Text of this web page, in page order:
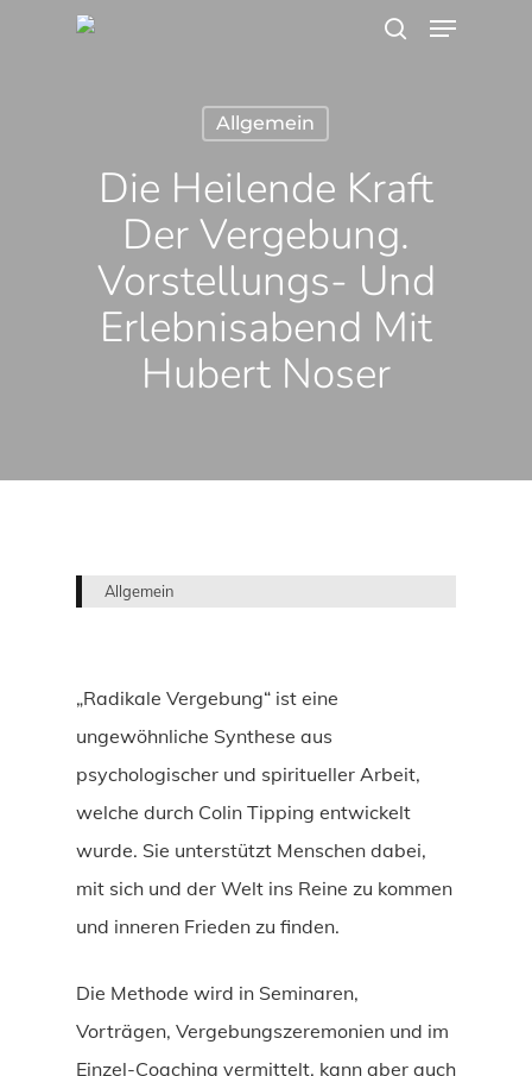
Menu
Allgemein
Die Heilende Kraft
Der Vergebung.
Vorstellungs- Und
Erlebnisabend Mit
Hubert Noser
Allgemein
„Radikale Vergebung“ ist eine
ungewöhnliche Synthese aus
psychologischer und spiritueller Arbeit,
welche durch Colin Tipping entwickelt
wurde. Sie unterstützt Menschen dabei,
mit sich und der Welt ins Reine zu kommen
und inneren Frieden zu finden.
Die Methode wird in Seminaren,
Vorträgen, Vergebungszeremonien und im
Einzel-Coaching vermittelt, kann aber auch